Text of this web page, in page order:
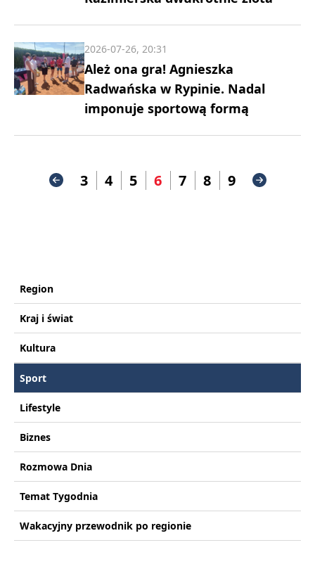
Ależ ona gra! Agnieszka
Radwańska w Rypinie. Nadal
imponuje sportową formą
2026-07-26, 20:31
3 4 5 6 7 8 9
Region
Kraj i świat
Kultura
Sport
Lifestyle
Biznes
Rozmowa Dnia
Temat Tygodnia
Wakacyjny przewodnik po regionie